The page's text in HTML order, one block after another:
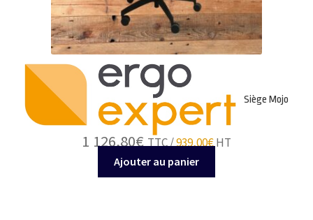
Siège Mojo
1 126,80€ TTC /939,00€HT
Ajouter au panier